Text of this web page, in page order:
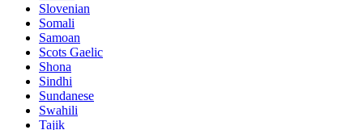
Slovenian
Somali
Samoan
Scots Gaelic
Shona
Sindhi
Sundanese
Swahili
Tajik